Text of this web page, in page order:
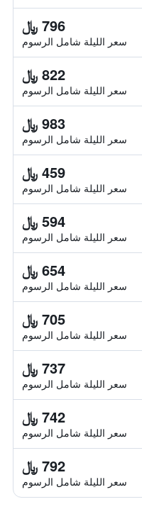
796 ﷼
سعر الليلة شامل الرسوم
822 ﷼
سعر الليلة شامل الرسوم
983 ﷼
سعر الليلة شامل الرسوم
459 ﷼
سعر الليلة شامل الرسوم
594 ﷼
سعر الليلة شامل الرسوم
654 ﷼
سعر الليلة شامل الرسوم
705 ﷼
سعر الليلة شامل الرسوم
737 ﷼
سعر الليلة شامل الرسوم
742 ﷼
سعر الليلة شامل الرسوم
792 ﷼
سعر الليلة شامل الرسوم